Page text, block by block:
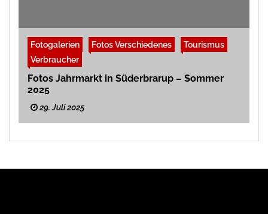
Fotogalerien Fotos Verschiedenes
Tourismus
Verbraucher
Fotos Jahrmarkt in Süderbrarup – Sommer
2025
29. Juli 2025